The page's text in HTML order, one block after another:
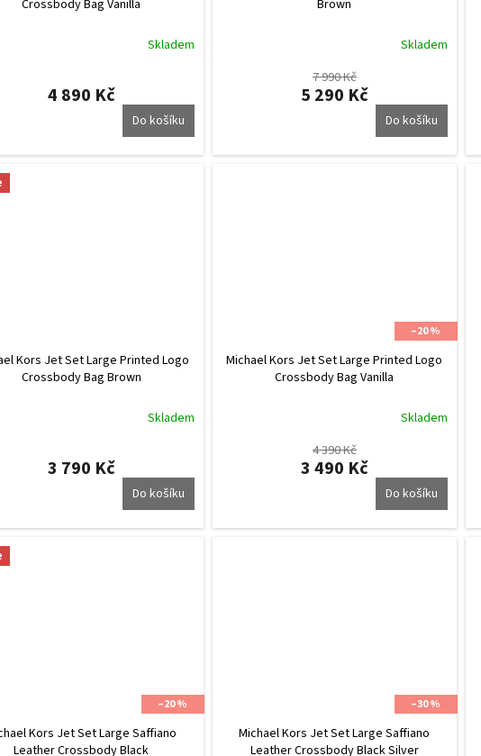
Crossbody Bag Vanilla
Skladem
4 890 Kč
Do košíku
Brown
Skladem
7 990 Kč
5 290 Kč
Do košíku
Kors Jet Set Large Printed Logo
Crossbody Bag Brown
Skladem
3 790 Kč
Do košíku
–20 %
Michael Kors Jet Set Large Printed Logo
Crossbody Bag Vanilla
Skladem
4 390 Kč
3 490 Kč
Do košíku
–20 %
Kors Jet Set Large Saffiano
Leather Crossbody Black
–30 %
Michael Kors Jet Set Large Saffiano
Leather Crossbody Black Silver